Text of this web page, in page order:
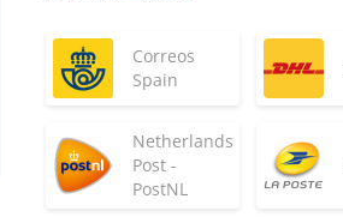
Correos
Spain
Netherlands
Post -
PostNL